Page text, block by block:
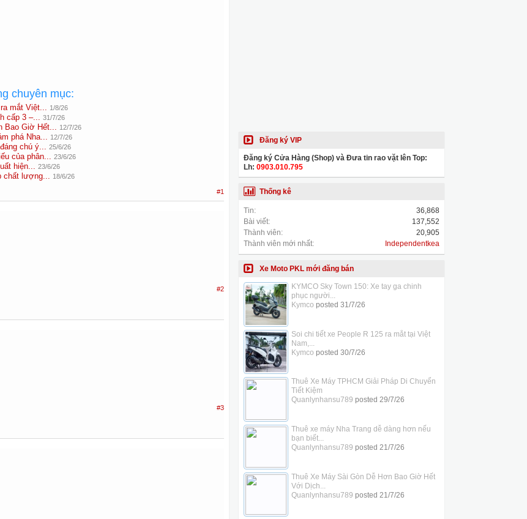
chuyên mục:
mắt Việt... 1/8/26
cấp 3 –... 31/7/26
Bao Giờ Hết... 12/7/26
phá Nha... 12/7/26
chú ý... 25/6/26
của phân... 23/6/26
hiện... 23/6/26
chất lượng... 18/6/26
#1
#2
#3
Đăng ký VIP
Đăng ký Cửa Hàng (Shop) và Đưa tin rao vặt lên Top:
Lh: 0903.010.795
Thống kê
Tin:
36,868
Bài viết:
137,552
Thành viên:
20,905
Thành viên mới nhất:
Independentkea
Xe Moto PKL mới đăng bán
KYMCO Sky Town 150: Xe tay ga chinh
phục người...
Kymco posted 31/7/26
Soi chi tiết xe People R 125 ra mắt tại Việt
Nam,...
Kymco posted 30/7/26
Thuê Xe Máy TPHCM Giải Pháp Di Chuyển
Tiết Kiệm
Quanlynhansu789 posted 29/7/26
Thuê xe máy Nha Trang dễ dàng hơn nếu
bạn biết...
Quanlynhansu789 posted 21/7/26
Thuê Xe Máy Sài Gòn Dễ Hơn Bao Giờ Hết
Với Dịch...
Quanlynhansu789 posted 21/7/26